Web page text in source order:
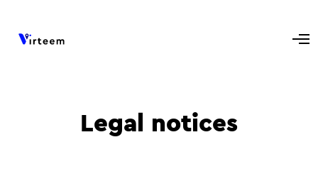
Legal notices